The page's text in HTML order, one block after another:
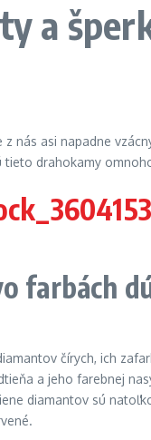
a
nás asi napadne
drahokamy
farbách
čírych, ich
a jeho farebnej
diamantov sú